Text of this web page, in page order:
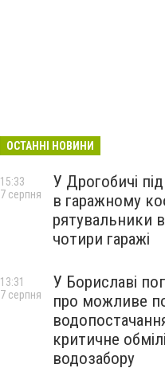
ОСТАННІ НОВИНИ
У Дрогобичі
в гаражному
рятувальники
чотири гаражі
15:33
7 серпня
У Бориславі
про можливе
критичне
водозабору
13:31
7 серпня